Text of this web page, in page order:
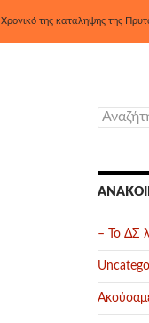
Χρονικό της καταληψης της
για:
– Το ΔΣ